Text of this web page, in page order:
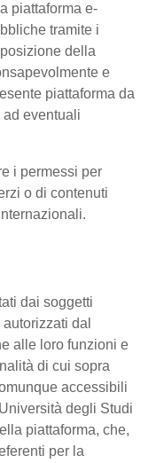
piattaforma e-
tramite i
della
e
piattaforma da
eventuali
i permessi per
o di contenuti
dai soggetti
dal
alle loro funzioni e
di cui sopra
accessibili
degli Studi
piattaforma, che,
per la